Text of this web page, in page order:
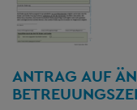
ANTRAG AUF